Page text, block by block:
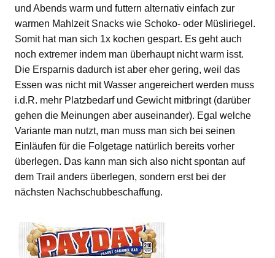
und Abends warm und futtern alternativ einfach zur
warmen Mahlzeit Snacks wie Schoko- oder Müsliriegel.
Somit hat man sich 1x kochen gespart. Es geht auch
noch extremer indem man überhaupt nicht warm isst.
Die Ersparnis dadurch ist aber eher gering, weil das
Essen was nicht mit Wasser angereichert werden muss
i.d.R. mehr Platzbedarf und Gewicht mitbringt (darüber
gehen die Meinungen aber auseinander). Egal welche
Variante man nutzt, man muss man sich bei seinen
Einläufen für die Folgetage natürlich bereits vorher
überlegen. Das kann man sich also nicht spontan auf
dem Trail anders überlegen, sondern erst bei der
nächsten Nachschubbeschaffung.